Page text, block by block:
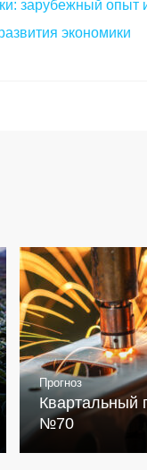
зарубежный опыт
экономики
Прогноз
Квартальный
№70